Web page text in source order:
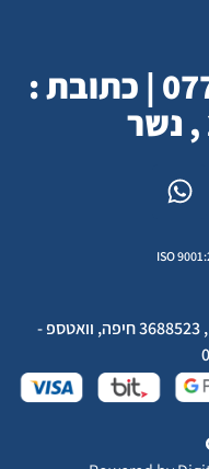
טלפון : 077-2085240 | כתובת :
דנ-אל פור יו בע"מ , המסילה 23 , נשר , 3688523 חיפה, וואטספ -